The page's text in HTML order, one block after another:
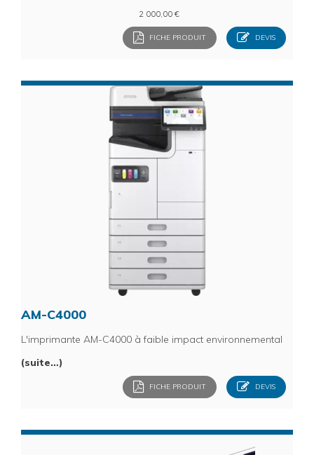
2 000,00 €
FICHE PRODUIT DEVIS
AM-C4000
L'imprimante AM-C4000 à faible impact environnemental
(suite…)
FICHE PRODUIT DEVIS